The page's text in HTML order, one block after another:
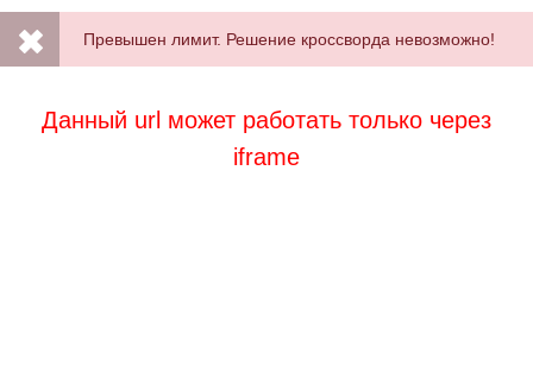
Превышен лимит. Решение кроссворда невозможно!
Данный url может работать только через
iframe